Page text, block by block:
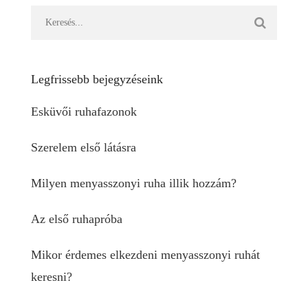
Legfrissebb bejegyzéseink
Esküvői ruhafazonok
Szerelem első látásra
Milyen menyasszonyi ruha illik hozzám?
Az első ruhapróba
Mikor érdemes elkezdeni menyasszonyi ruhát
keresni?